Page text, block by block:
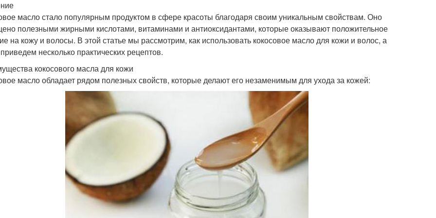
масло стало популярным продуктом в сфере красоты благодаря своим уникальным свойствам. Оно
полезными жирными кислотами, витаминами и антиоксидантами, которые оказывают положительное
на кожу и волосы. В этой статье мы рассмотрим, как использовать кокосовое масло для кожи и волос, а
несколько практических рецептов.
кокосового масла для кожи
масло обладает рядом полезных свойств, которые делают его незаменимым для ухода за кожей: